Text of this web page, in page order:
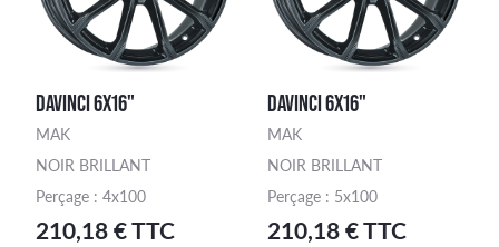
DAVINCI 6X16"
MAK
NOIR BRILLANT
Perçage : 4x100
210,18 € TTC
DAVINCI 6X16"
MAK
NOIR BRILLANT
Perçage : 5x100
210,18 € TTC